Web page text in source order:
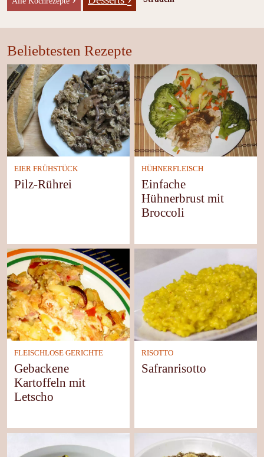
Beliebtesten Rezepte
EIER FRÜHSTÜCK
Pilz-Rührei
HÜHNERFLEISCH
Einfache
Hühnerbrust mit
Broccoli
FLEISCHLOSE GERICHTE
Gebackene
Kartoffeln mit
Letscho
RISOTTO
Safranrisotto